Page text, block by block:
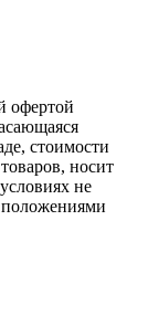
офертой
стоимости
носит
не
положениями